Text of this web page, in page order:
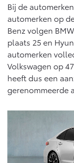
Vanaf € 39.995,-
Mirai
WATERSTOF-
Vanaf € 76.695,-
Bij de
automerken op
Benz volgen
plaats 25 en
automerken
Volkswagen op
heeft dus een
gerenommeerde